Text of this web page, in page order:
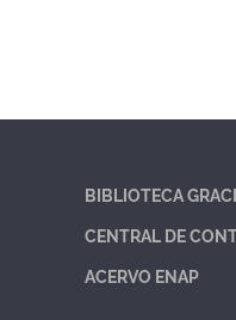
BIBLIOTECA
CENTRAL DE
ACERVO ENAP